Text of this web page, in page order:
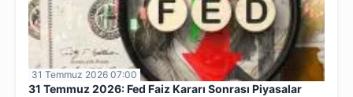
31 Temmuz 2026 07:00
31 Temmuz 2026: Fed Faiz Kararı Sonrası Piyasalar